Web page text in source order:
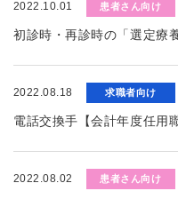
2022.10.01 患者さん向け
初診時・再診時の「選定療
2022.08.18 求職者向け
電話交換手【会計年度任用
2022.08.02 患者さん向け